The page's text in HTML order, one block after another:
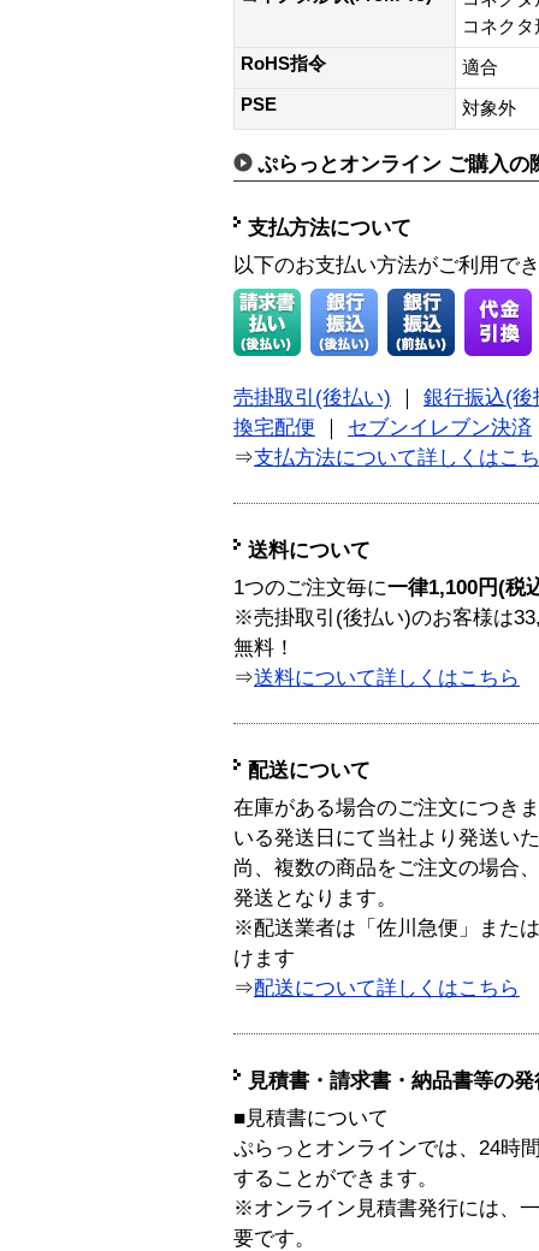
コネク
RoHS指令
適合
PSE
対象外
ぷらっとオンライン ご購入の
支払方法について
以下のお支払い方法がご利用で
売掛取引(後払い) ｜ 銀行振込(後
換宅配便 ｜ セブンイレブン決済
⇒支払方法について詳しくはこ
送料について
1つのご注文毎に一律1,100円(税
※売掛取引(後払い)のお客様は
無料！
⇒送料について詳しくはこちら
配送について
在庫がある場合のご注文につき
いる発送日にて当社より発送い
尚、複数の商品をご注文の場合
発送となります。
※配送業者は「佐川急便」また
けます
⇒配送について詳しくはこちら
見積書・請求書・納品書等の
■見積書について
ぷらっとオンラインでは、24時
することができます。
※オンライン見積書発行には、
要です。